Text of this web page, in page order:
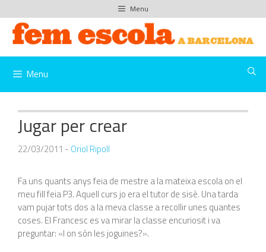
al
contingut
Menu
Menu
Jugar per crear
22/03/2011 - Oriol Ripoll
Fa uns quants anys feia de mestre a la mateixa escola on el
meu fill feia P3. Aquell curs jo era el tutor de sisè. Una tarda
vam pujar tots dos a la meva classe a recollir unes quantes
coses. El Francesc es va mirar la classe encuriosit i va
preguntar: «I on són les joguines?».